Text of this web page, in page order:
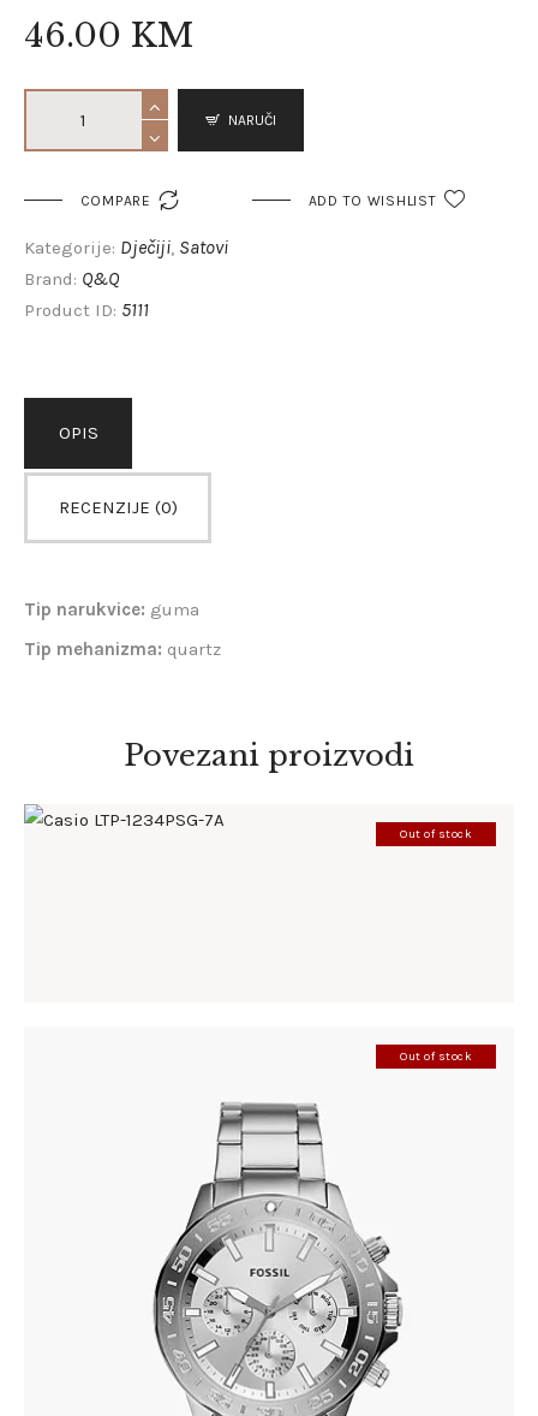
46.00 KM
NARUČI
COMPARE  ADD TO WISHLIST
Kategorije: Dječiji Satovi
Brand: Q&Q
Product ID: 5111
OPIS
RECENZIJE (0)
Tip narukvice: guma
Tip mehanizma: quartz
Povezani proizvodi
Out of stock
Out of stock
FOSSIL BQ2490
305.00 KM